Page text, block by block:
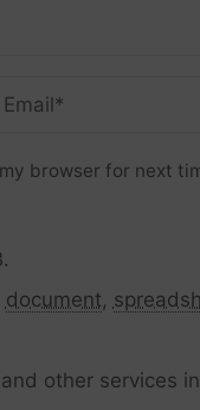
browser for next
document,
other services